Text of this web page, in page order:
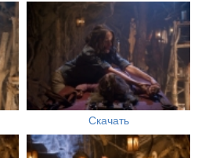
Скачать